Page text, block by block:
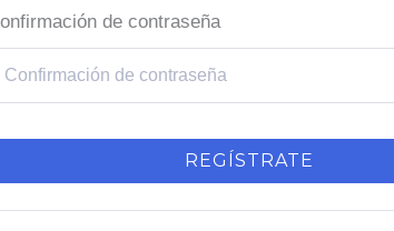
de contraseña
REGÍSTRATE